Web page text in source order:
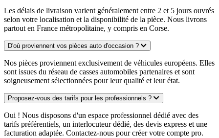
Les délais de livraison varient généralement entre 2 et 5 jours ouvrés
selon votre localisation et la disponibilité de la pièce. Nous livrons
partout en France métropolitaine, y compris en Corse.
D'où proviennent vos pièces auto d'occasion ?
Nos pièces proviennent exclusivement de véhicules européens. Elles
sont issues du réseau de casses automobiles partenaires et sont
soigneusement sélectionnées pour leur qualité et leur état.
Proposez-vous des tarifs pour les professionnels ?
Oui ! Nous disposons d'un espace professionnel dédié avec des
tarifs préférentiels, un interlocuteur dédié, des devis express et une
facturation adaptée. Contactez-nous pour créer votre compte pro.